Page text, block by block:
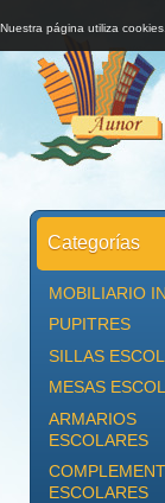
Nuestra página utiliza
Categorías
MOBILIARIO
PUPITRES
SILLAS
MESAS
ARMARIOS
ESCOLARES
ESCOLARES